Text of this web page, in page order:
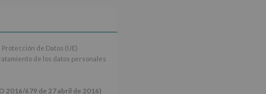
de Datos (UE)
de los datos personales
2016/679 de 27 abril de 2016)